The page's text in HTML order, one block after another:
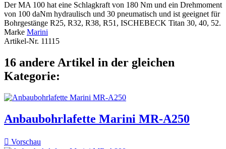
Der MA 100 hat eine Schlagkraft von 180 Nm und ein Drehmoment
von 100 daNm hydraulisch und 30 pneumatisch und ist geeignet für
Bohrgestänge R25, R32, R38, R51, ISCHEBECK Titan 30, 40, 52.
Marke Marini
Artikel-Nr. 11115
16 andere Artikel in der gleichen
Kategorie:
Anbaubohrlafette Marini MR-A250
 Vorschau